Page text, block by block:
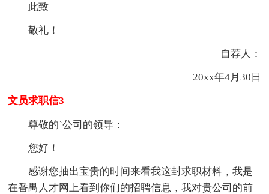
此致
敬礼！
自荐人：
20xx年4月30日
文员求职信3
尊敬的`公司的领导：
您好！
感谢您抽出宝贵的时间来看我这封求职材料，我是
在番禺人才网上看到你们的招聘信息，我对贵公司的前